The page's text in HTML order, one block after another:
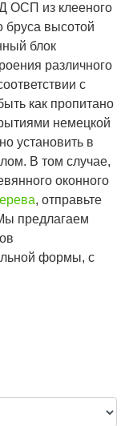
ОСП из клееного
бруса высотой
блок
различного
с
как пропитано
немецкой
установить в
В том случае,
оконного
, отправьте
предлагаем
формы, с